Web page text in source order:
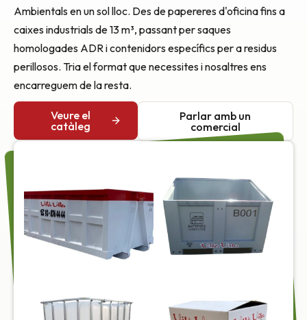
Ambientals en un sol lloc. Des de papereres d'oficina fins a
caixes industrials de 13 m³, passant per saques
homologades ADR i contenidors específics per a residus
perillosos. Tria el format que necessites i nosaltres ens
encarreguem de la resta.
Veure el
catàleg
Parlar amb un
comercial